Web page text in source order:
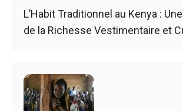
L’Habit Traditionnel au Kenya :
de la Richesse Vestimentaire et